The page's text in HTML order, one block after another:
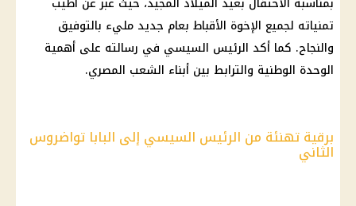
تمنياته لجميع الإخوة الأقباط بعام جديد مليء بالتوفيق
والنجاح. كما أكد الرئيس السيسي في رسالته على أهمية
الوحدة الوطنية والترابط بين أبناء الشعب المصري.
برقية تهنئة من الرئيس السيسي إلى البابا تواضروس
الثاني